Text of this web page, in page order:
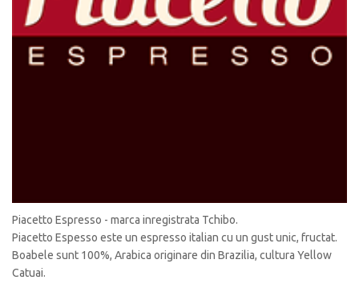
Piacetto Espresso - marca inregistrata Tchibo.
Piacetto Espesso este un espresso italian cu un gust unic, fructat.
Boabele sunt 100%, Arabica originare din Brazilia, cultura Yellow
Catuai.